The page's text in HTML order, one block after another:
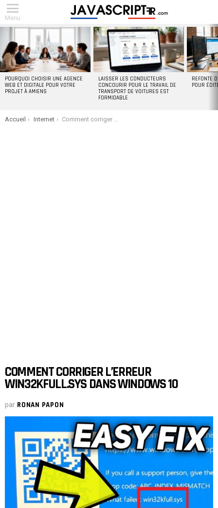
Menu
POURQUOI CHOISIR UNE AGENCE
WEB ET DIGITALE POUR VOTRE
PROJET À AMIENS
LAISSER LES CONDUCTEURS
CONCOURIR POUR LE TRAVAIL DE
TRANSPORT DE VOITURES EST
FORMIDABLE
REFONTE
POUR
You are here:
Accueil Internet Comment corriger l’erreur win32kfull.sys dans Windows 10
COMMENT CORRIGER L’ERREUR
WIN32KFULL.SYS DANS WINDOWS 10
par RONAN PAPON